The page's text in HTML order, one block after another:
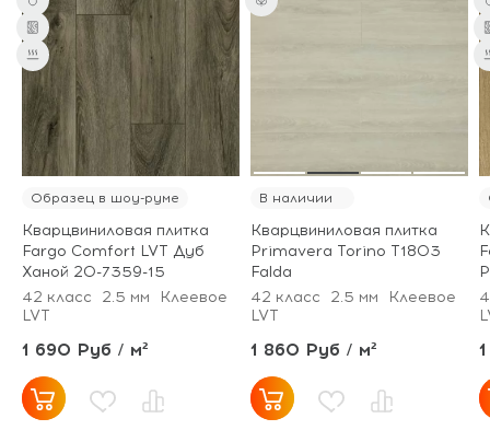
от 60 м² - скидка 6%.
Образец в шоу-руме
Кварцвиниловая плитка
Fargo Comfort LVT Дуб
Ханой 20-7359-15
42 класс
2.5 мм
Клеевое
LVT
1 690 Руб / м²
В наличии
Кварцвиниловая плитка
Primavera Torino T1803
Falda
42 класс
2.5 мм
Клеевое
LVT
1 860 Руб / м²